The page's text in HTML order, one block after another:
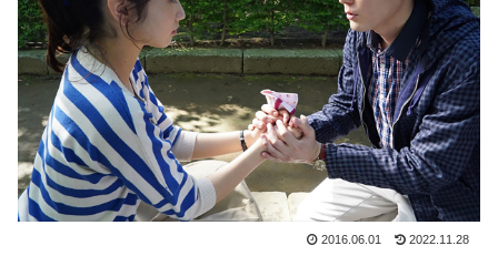
2016.06.01 2022.11.28